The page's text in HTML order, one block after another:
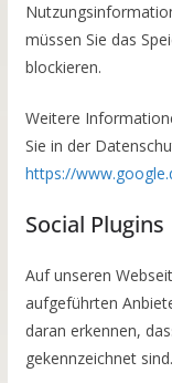
müssen Sie das
blockieren.
Weitere
Sie in der
https://
Social Plugins
Auf unseren
aufgeführten
daran erkennen,
gekennzeichnet sind.